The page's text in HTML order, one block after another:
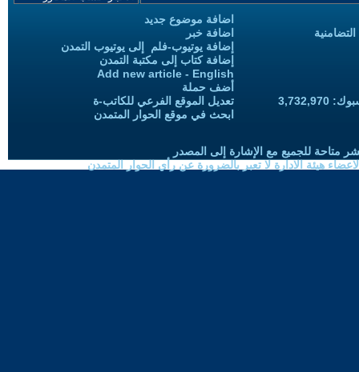
اضافة موضوع جديد
اضافة خبر
إضافة يوتيوب-فلم إلى يوتيوب التمدن
إضافة كتاب إلى مكتبة التمدن
Add new article - English
أضف حملة
تعديل الموقع الفرعي للكاتب-ة
ابحث في موقع الحوار المتمدن
متاحة للجميع مع الإشارة إلى المصدر
هيئة الادارة لا تعبر بالضرورة عن رأي الحوار المتمدن